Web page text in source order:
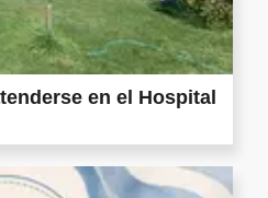
en el Hospital